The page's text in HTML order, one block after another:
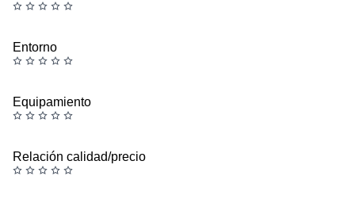
Entorno
Equipamiento
Relación calidad/precio